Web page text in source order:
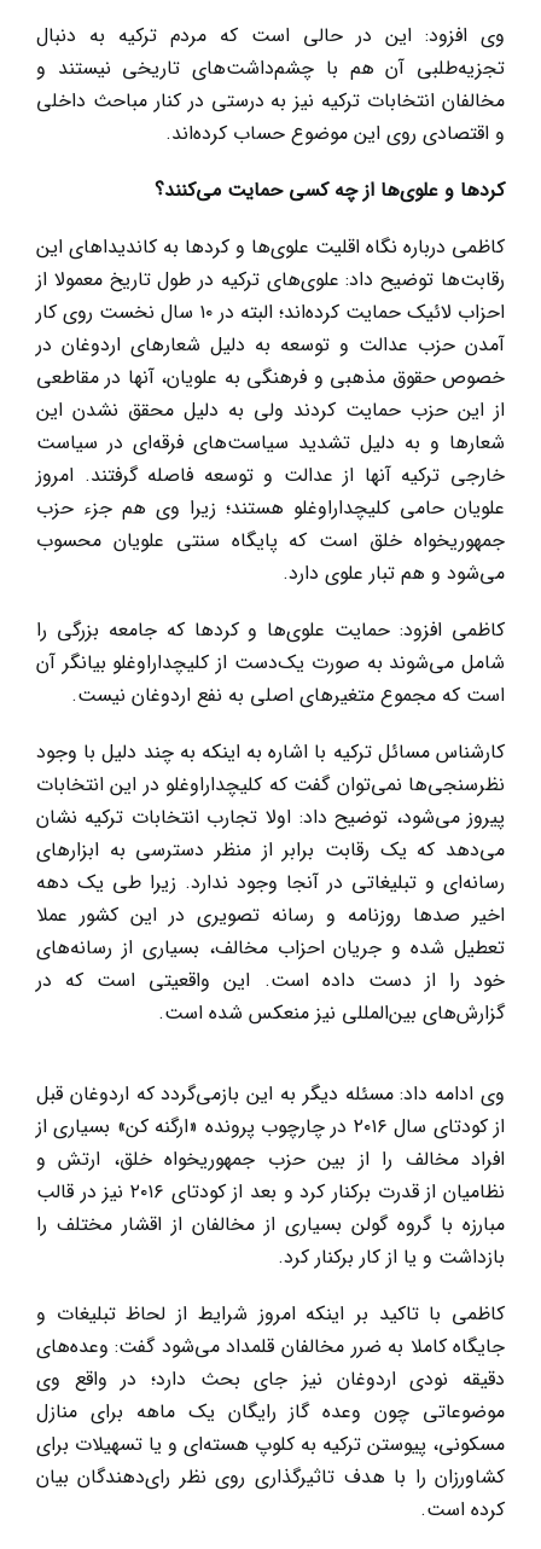
وی افزود: این در حالی است که مردم ترکیه به دنبال
تجزیه‌طلبی آن هم با چشم‌داشت‌های تاریخی نیستند و
مخالفان انتخابات ترکیه نیز به درستی در کنار مباحث داخلی
و اقتصادی روی این موضوع حساب کرده‌اند.
کردها و علوی‌ها از چه کسی حمایت می‌کنند؟
کاظمی درباره نگاه اقلیت علوی‌ها و کردها به کاندیداهای این
رقابت‌ها توضیح داد: علوی‌های ترکیه در طول تاریخ معمولا از
احزاب لائیک حمایت کرده‌اند؛ البته در ۱۰ سال نخست روی کار
آمدن حزب عدالت و توسعه به دلیل شعارهای اردوغان در
خصوص حقوق مذهبی و فرهنگی به علویان، آنها در مقاطعی
از این حزب حمایت کردند ولی به دلیل محقق نشدن این
شعارها و به دلیل تشدید سیاست‌های فرقه‌ای در سیاست
خارجی ترکیه آنها از عدالت و توسعه فاصله گرفتند. امروز
علویان حامی کلیچداراوغلو هستند؛ زیرا وی هم جزء حزب
جمهوریخواه خلق است که پایگاه سنتی علویان محسوب
می‌شود و هم تبار علوی دارد.
کاظمی افزود: حمایت علوی‌ها و کردها که جامعه بزرگی را
شامل می‌شوند به صورت یک‌دست از کلیچداراوغلو بیانگر آن
است که مجموع متغیرهای اصلی به نفع اردوغان نیست.
کارشناس مسائل ترکیه با اشاره به اینکه به چند دلیل با وجود
نظرسنجی‌ها نمی‌توان گفت که کلیچداراوغلو در این انتخابات
پیروز می‌شود، توضیح داد: اولا تجارب انتخابات ترکیه نشان
می‌دهد که یک رقابت برابر از منظر دسترسی به ابزارهای
رسانه‌ای و تبلیغاتی در آنجا وجود ندارد. زیرا طی یک دهه
اخیر صدها روزنامه و رسانه تصویری در این کشور عملا
تعطیل شده و جریان احزاب مخالف، بسیاری از رسانه‌های
خود را از دست داده‌ است. این واقعیتی است که در
گزارش‌های بین‌المللی نیز منعکس شده است.
وی ادامه داد: مسئله دیگر به این بازمی‌گردد که اردوغان قبل
از کودتای سال ۲۰۱۶ در چارچوب پرونده «ارگنه کن» بسیاری از
افراد مخالف را از بین حزب جمهوریخواه خلق، ارتش و
نظامیان از قدرت برکنار کرد و بعد از کودتای ۲۰۱۶ نیز در قالب
مبارزه با گروه گولن بسیاری از مخالفان از اقشار مختلف را
بازداشت و یا از کار برکنار کرد.
کاظمی با تاکید بر اینکه امروز شرایط از لحاظ تبلیغات و
جایگاه کاملا به ضرر مخالفان قلمداد می‌شود گفت: وعده‌های
دقیقه نودی اردوغان نیز جای بحث دارد؛ در واقع وی
موضوعاتی چون وعده گاز رایگان یک ماهه برای منازل
مسکونی، پیوستن ترکیه به کلوپ هسته‌ای و یا تسهیلات برای
کشاورزان را با هدف تاثیرگذاری روی نظر رای‌دهندگان بیان
کرده است.